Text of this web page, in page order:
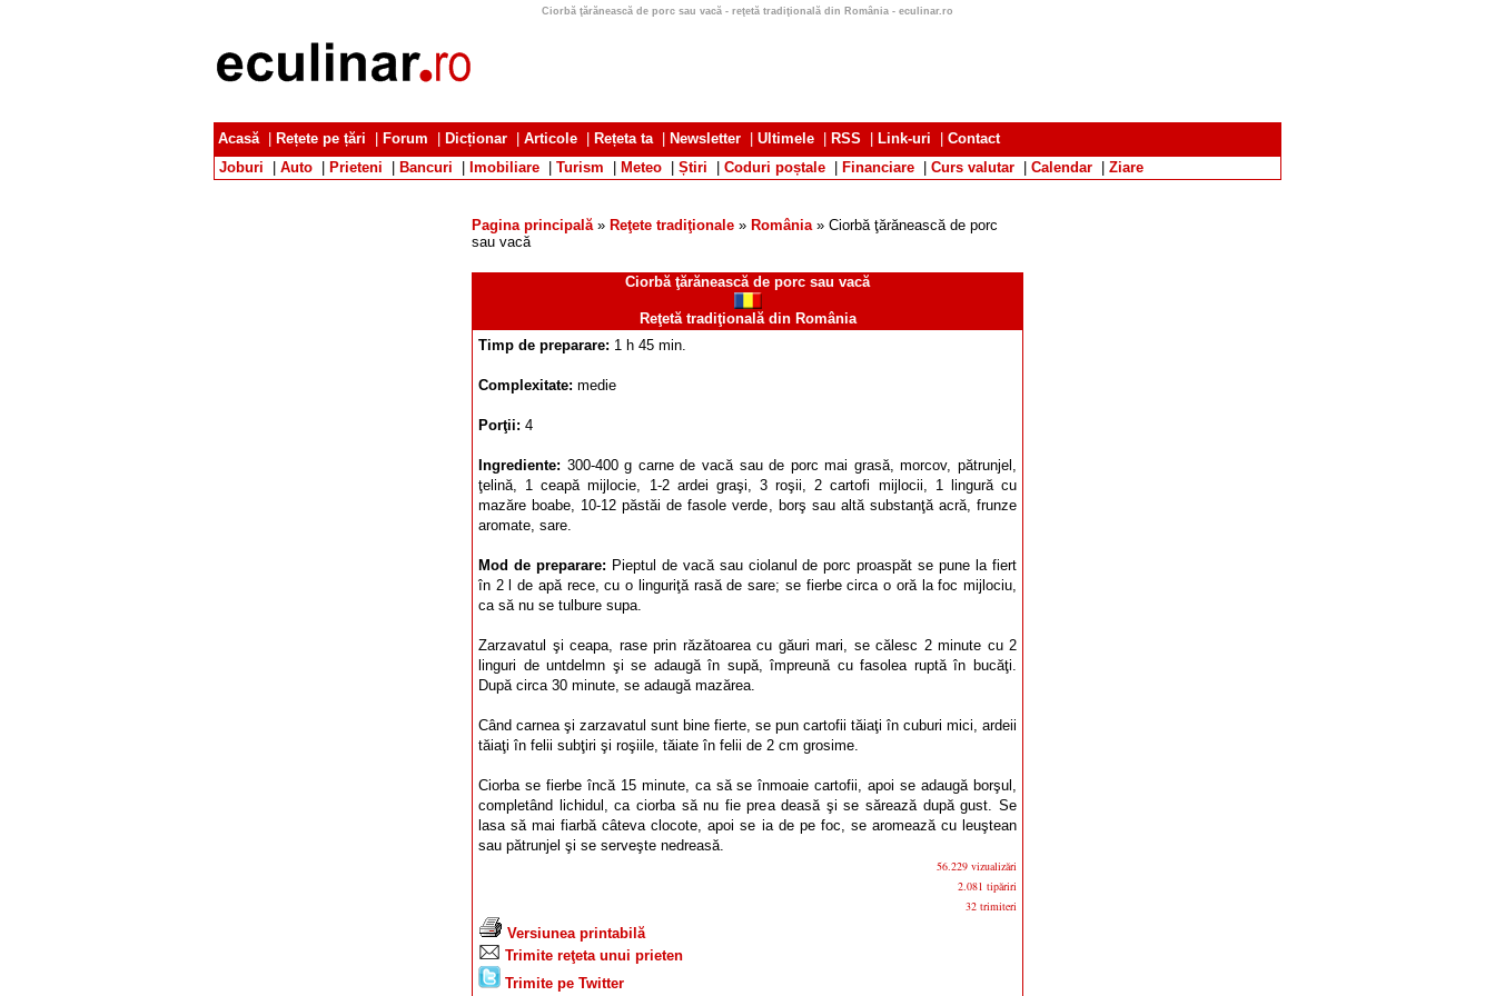
Ciorbă ţărănească de porc sau vacă - reţetă tradiţională din România - eculinar.ro
Acasă| Rețete pe țări Forum Dicționar Articole Rețeta ta| Newsletter Ultimele RSS Link-uri
Contact
Joburi
Auto Prieteni Bancuri Imobiliare Turism Meteo Știri Coduri poștale Financiare Curs valutar Calendar Ziare
Pagina principală» Reţete tradiţionale » România» Ciorbă ţărănească de porc
sau vacă
Ciorbă ţărănească de porc sau vacă
Reţetă tradiţională din România
Timp de preparare: 1 h 45 min.
Complexitate: medie
Porţii: 4
Ingrediente: 300-400 g carne de vacă sau de porc mai grasă, morcov, pătrunjel,
ţelină, 1 ceapă mijlocie, 1-2 ardei graşi, 3 roşii, 2 cartofi mijlocii, 1 lingură cu
mazăre boabe, 10-12 păstăi de fasole verde, borş sau altă substanţă acră, frunze
aromate, sare.
Mod de preparare: Pieptul de vacă sau ciolanul de porc proaspăt se pune la fiert
în 2 l de apă rece, cu o linguriţă rasă de sare; se fierbe circa o oră la foc mijlociu,
ca să nu se tulbure supa.
Zarzavatul şi ceapa, rase prin răzătoarea cu găuri mari, se călesc 2 minute cu 2
linguri de untdelmn şi se adaugă în supă, împreună cu fasolea ruptă în bucăţi.
După circa 30 minute, se adaugă mazărea.
Când carnea şi zarzavatul sunt bine fierte, se pun cartofii tăiaţi în cuburi mici, ardeii
tăiaţi în felii subţiri şi roşiile, tăiate în felii de 2 cm grosime.
Ciorba se fierbe încă 15 minute, ca să se înmoaie cartofii, apoi se adaugă borşul,
completând lichidul, ca ciorba să nu fie prea deasă şi se sărează după gust. Se
lasa să mai fiarbă câteva clocote, apoi se ia de pe foc, se aromează cu leuştean
sau pătrunjel şi se serveşte nedreasă.
56.229 vizualizări
2.081 tipăriri
32 trimiteri
Versiunea printabilă
Trimite reţeta unui prieten
Trimite pe Twitter